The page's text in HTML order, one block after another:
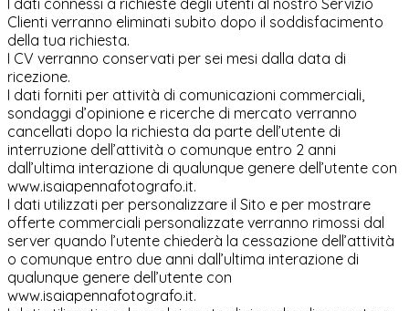
I dati connessi a richieste degli utenti al nostro Servizio
Clienti verranno eliminati subito dopo il soddisfacimento
della tua richiesta.
I CV verranno conservati per sei mesi dalla data di
ricezione.
I dati forniti per attività di comunicazioni commerciali,
sondaggi d’opinione e ricerche di mercato verranno
cancellati dopo la richiesta da parte dell’utente di
interruzione dell’attività o comunque entro 2 anni
dall’ultima interazione di qualunque genere dell’utente con
www.isaiapennafotografo.it.
I dati utilizzati per personalizzare il Sito e per mostrare
offerte commerciali personalizzate verranno rimossi dal
server quando l’utente chiederà la cessazione dell’attività
o comunque entro due anni dall’ultima interazione di
qualunque genere dell’utente con
www.isaiapennafotografo.it.